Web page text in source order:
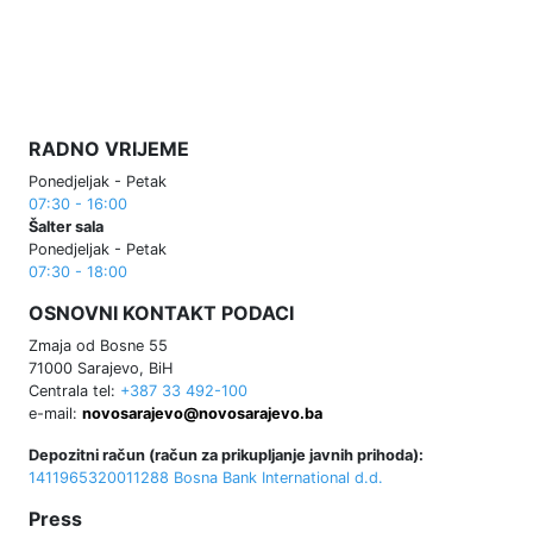
RADNO VRIJEME
Ponedjeljak - Petak
07:30 - 16:00
Šalter sala
Ponedjeljak - Petak
07:30 - 18:00
OSNOVNI KONTAKT PODACI
Zmaja od Bosne 55
71000 Sarajevo, BiH
Centrala tel: +387 33 492-100
e-mail: novosarajevo@novosarajevo.ba
Depozitni račun (račun za prikupljanje javnih prihoda):
1411965320011288 Bosna Bank International d.d.
Press